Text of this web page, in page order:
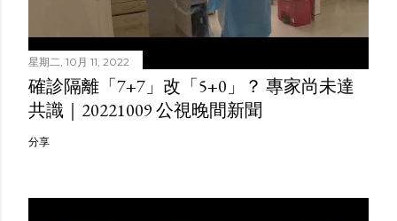
星期二, 10月 11, 2022
確診隔離「7+7」改「5+0」？ 專家尚未達
共識｜20221009 公視晚間新聞
分享